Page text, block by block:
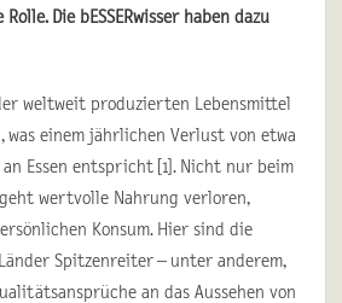
Die bESSERwisser haben dazu
weltweit produzierten Lebensmittel
was einem jährlichen Verlust von etwa
an Essen entspricht [1]. Nicht nur beim
wertvolle Nahrung verloren,
Konsum. Hier sind die
Spitzenreiter – unter anderem,
an das Aussehen von